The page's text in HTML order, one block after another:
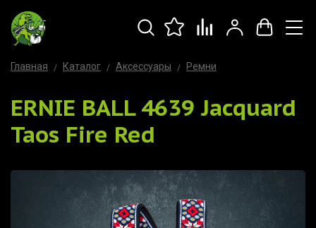
Главная Каталог Аксессуары Ремни
ERNIE BALL 4639 Jacquard
Taos Fire Red